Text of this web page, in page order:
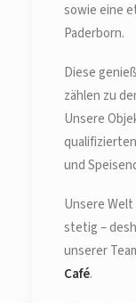
sowie eine
Paderborn.
Diese
zählen zu
Unsere
und
Unsere
stetig –
unserer
Café.